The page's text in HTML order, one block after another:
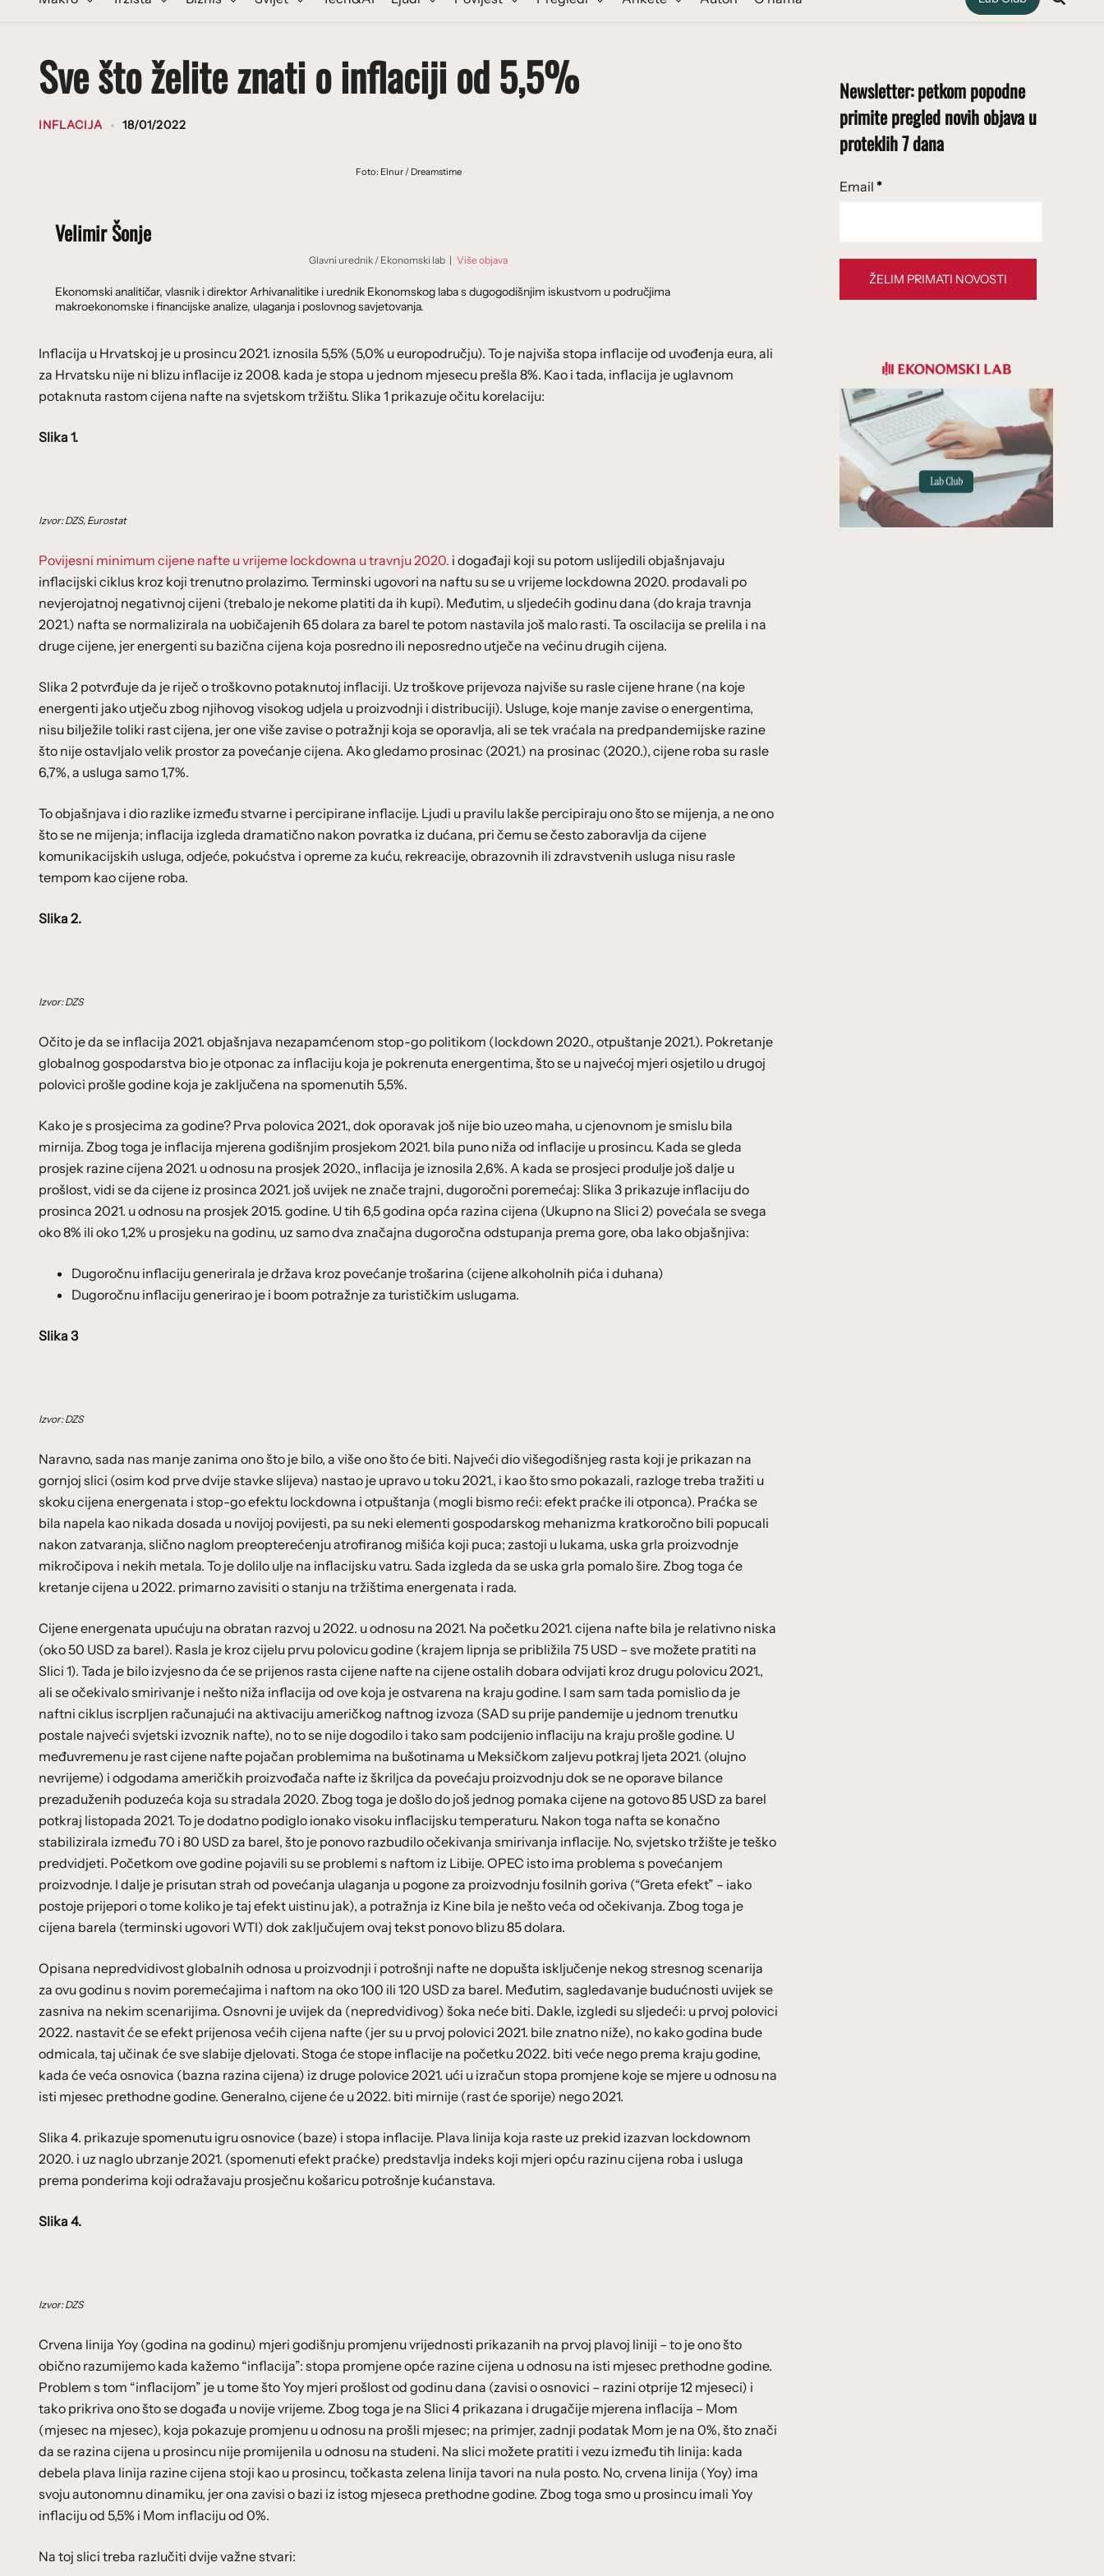
Sve što želite znati o inflaciji od 5,5%
INFLACIJA 18/01/2022
Foto: Elnur / Dreamstime
Velimir Šonje
Glavni urednik / Ekonomski lab | Više objava
Ekonomski analitičar, vlasnik i direktor Arhivanalitike i urednik Ekonomskog laba s dugogodišnjim iskustvom u područjima
makroekonomske i financijske analize, ulaganja i poslovnog savjetovanja.
Inflacija u Hrvatskoj je u prosincu 2021. iznosila 5,5% (5,0% u europodručju). To je najviša stopa inflacije od uvođenja eura, ali
za Hrvatsku nije ni blizu inflacije iz 2008. kada je stopa u jednom mjesecu prešla 8%. Kao i tada, inflacija je uglavnom
potaknuta rastom cijena nafte na svjetskom tržištu. Slika 1 prikazuje očitu korelaciju:
Slika 1.
Izvor: DZS, Eurostat
Povijesni minimum cijene nafte u vrijeme lockdowna u travnju 2020. i događaji koji su potom uslijedili objašnjavaju
inflacijski ciklus kroz koji trenutno prolazimo. Terminski ugovori na naftu su se u vrijeme lockdowna 2020. prodavali po
nevjerojatnoj negativnoj cijeni (trebalo je nekome platiti da ih kupi). Međutim, u sljedećih godinu dana (do kraja travnja
2021.) nafta se normalizirala na uobičajenih 65 dolara za barel te potom nastavila još malo rasti. Ta oscilacija se prelila i na
druge cijene, jer energenti su bazična cijena koja posredno ili neposredno utječe na većinu drugih cijena.
Slika 2 potvrđuje da je riječ o troškovno potaknutoj inflaciji. Uz troškove prijevoza najviše su rasle cijene hrane (na koje
energenti jako utječu zbog njihovog visokog udjela u proizvodnji i distribuciji). Usluge, koje manje zavise o energentima,
nisu bilježile toliki rast cijena, jer one više zavise o potražnji koja se oporavlja, ali se tek vraćala na predpandemijske razine
što nije ostavljalo velik prostor za povećanje cijena. Ako gledamo prosinac (2021.) na prosinac (2020.), cijene roba su rasle
6,7%, a usluga samo 1,7%.
To objašnjava i dio razlike između stvarne i percipirane inflacije. Ljudi u pravilu lakše percipiraju ono što se mijenja, a ne ono
što se ne mijenja; inflacija izgleda dramatično nakon povratka iz dućana, pri čemu se često zaboravlja da cijene
komunikacijskih usluga, odjeće, pokućstva i opreme za kuću, rekreacije, obrazovnih ili zdravstvenih usluga nisu rasle
tempom kao cijene roba.
Slika 2.
Izvor: DZS
Očito je da se inflacija 2021. objašnjava nezapamćenom stop-go politikom (lockdown 2020., otpuštanje 2021.). Pokretanje
globalnog gospodarstva bio je otponac za inflaciju koja je pokrenuta energentima, što se u najvećoj mjeri osjetilo u drugoj
polovici prošle godine koja je zaključena na spomenutih 5,5%.
Kako je s prosjecima za godine? Prva polovica 2021., dok oporavak još nije bio uzeo maha, u cjenovnom je smislu bila
mirnija. Zbog toga je inflacija mjerena godišnjim prosjekom 2021. bila puno niža od inflacije u prosincu. Kada se gleda
prosjek razine cijena 2021. u odnosu na prosjek 2020., inflacija je iznosila 2,6%. A kada se prosjeci produlje još dalje u
prošlost, vidi se da cijene iz prosinca 2021. još uvijek ne znače trajni, dugoročni poremećaj: Slika 3 prikazuje inflaciju do
prosinca 2021. u odnosu na prosjek 2015. godine. U tih 6,5 godina opća razina cijena (Ukupno na Slici 2) povećala se svega
oko 8% ili oko 1,2% u prosjeku na godinu, uz samo dva značajna dugoročna odstupanja prema gore, oba lako objašnjiva:
Dugoročnu inflaciju generirala je država kroz povećanje trošarina (cijene alkoholnih pića i duhana)
Dugoročnu inflaciju generirao je i boom potražnje za turističkim uslugama.
Slika 3
Izvor: DZS
Naravno, sada nas manje zanima ono što je bilo, a više ono što će biti. Najveći dio višegodišnjeg rasta koji je prikazan na
gornjoj slici (osim kod prve dvije stavke slijeva) nastao je upravo u toku 2021., i kao što smo pokazali, razloge treba tražiti u
skoku cijena energenata i stop-go efektu lockdowna i otpuštanja (mogli bismo reći: efekt praćke ili otponca). Praćka se
bila napela kao nikada dosada u novijoj povijesti, pa su neki elementi gospodarskog mehanizma kratkoročno bili popucali
nakon zatvaranja, slično naglom preopterećenju atrofiranog mišića koji puca; zastoji u lukama, uska grla proizvodnje
mikročipova i nekih metala. To je dolilo ulje na inflacijsku vatru. Sada izgleda da se uska grla pomalo šire. Zbog toga će
kretanje cijena u 2022. primarno zavisiti o stanju na tržištima energenata i rada.
Cijene energenata upućuju na obratan razvoj u 2022. u odnosu na 2021. Na početku 2021. cijena nafte bila je relativno niska
(oko 50 USD za barel). Rasla je kroz cijelu prvu polovicu godine (krajem lipnja se približila 75 USD – sve možete pratiti na
Slici 1). Tada je bilo izvjesno da će se prijenos rasta cijene nafte na cijene ostalih dobara odvijati kroz drugu polovicu 2021.,
ali se očekivalo smirivanje i nešto niža inflacija od ove koja je ostvarena na kraju godine. I sam sam tada pomislio da je
naftni ciklus iscrpljen računajući na aktivaciju američkog naftnog izvoza (SAD su prije pandemije u jednom trenutku
postale najveći svjetski izvoznik nafte), no to se nije dogodilo i tako sam podcijenio inflaciju na kraju prošle godine. U
međuvremenu je rast cijene nafte pojačan problemima na bušotinama u Meksičkom zaljevu potkraj ljeta 2021. (olujno
nevrijeme) i odgodama američkih proizvođača nafte iz škriljca da povećaju proizvodnju dok se ne oporave bilance
prezaduženih poduzeća koja su stradala 2020. Zbog toga je došlo do još jednog pomaka cijene na gotovo 85 USD za barel
potkraj listopada 2021. To je dodatno podiglo ionako visoku inflacijsku temperaturu. Nakon toga nafta se konačno
stabilizirala između 70 i 80 USD za barel, što je ponovo razbudilo očekivanja smirivanja inflacije. No, svjetsko tržište je teško
predvidjeti. Početkom ove godine pojavili su se problemi s naftom iz Libije. OPEC isto ima problema s povećanjem
proizvodnje. I dalje je prisutan strah od povećanja ulaganja u pogone za proizvodnju fosilnih goriva (“Greta efekt” – iako
postoje prijepori o tome koliko je taj efekt uistinu jak), a potražnja iz Kine bila je nešto veća od očekivanja. Zbog toga je
cijena barela (terminski ugovori WTI) dok zaključujem ovaj tekst ponovo blizu 85 dolara.
Opisana nepredvidivost globalnih odnosa u proizvodnji i potrošnji nafte ne dopušta isključenje nekog stresnog scenarija
za ovu godinu s novim poremećajima i naftom na oko 100 ili 120 USD za barel. Međutim, sagledavanje budućnosti uvijek se
zasniva na nekim scenarijima. Osnovni je uvijek da (nepredvidivog) šoka neće biti. Dakle, izgledi su sljedeći: u prvoj polovici
2022. nastavit će se efekt prijenosa većih cijena nafte (jer su u prvoj polovici 2021. bile znatno niže), no kako godina bude
odmicala, taj učinak će sve slabije djelovati. Stoga će stope inflacije na početku 2022. biti veće nego prema kraju godine,
kada će veća osnovica (bazna razina cijena) iz druge polovice 2021. ući u izračun stopa promjene koje se mjere u odnosu na
isti mjesec prethodne godine. Generalno, cijene će u 2022. biti mirnije (rast će sporije) nego 2021.
Slika 4. prikazuje spomenutu igru osnovice (baze) i stopa inflacije. Plava linija koja raste uz prekid izazvan lockdownom
2020. i uz naglo ubrzanje 2021. (spomenuti efekt praćke) predstavlja indeks koji mjeri opću razinu cijena roba i usluga
prema ponderima koji odražavaju prosječnu košaricu potrošnje kućanstava.
Slika 4.
Izvor: DZS
Crvena linija Yoy (godina na godinu) mjeri godišnju promjenu vrijednosti prikazanih na prvoj plavoj liniji – to je ono što
obično razumijemo kada kažemo “inflacija”: stopa promjene opće razine cijena u odnosu na isti mjesec prethodne godine.
Problem s tom “inflacijom” je u tome što Yoy mjeri prošlost od godinu dana (zavisi o osnovici – razini otprije 12 mjeseci) i
tako prikriva ono što se događa u novije vrijeme. Zbog toga je na Slici 4 prikazana i drugačije mjerena inflacija – Mom
(mjesec na mjesec), koja pokazuje promjenu u odnosu na prošli mjesec; na primjer, zadnji podatak Mom je na 0%, što znači
da se razina cijena u prosincu nije promijenila u odnosu na studeni. Na slici možete pratiti i vezu između tih linija: kada
debela plava linija razine cijena stoji kao u prosincu, točkasta zelena linija tavori na nula posto. No, crvena linija (Yoy) ima
svoju autonomnu dinamiku, jer ona zavisi o bazi iz istog mjeseca prethodne godine. Zbog toga smo u prosincu imali Yoy
inflaciju od 5,5% i Mom inflaciju od 0%.
Na toj slici treba razlučiti dvije važne stvari:
Newsletter: petkom popodne
primite pregled novih objava u
proteklih 7 dana
Email *